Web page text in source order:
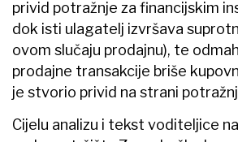
privid potražnje za financijskim
dok isti ulagatelj izvršava
ovom slučaju prodajnu), te
prodajne transakcije briše
je stvorio privid na strani
Cijelu analizu i tekst voditeljice